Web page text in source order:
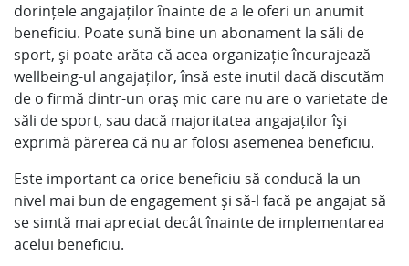
dorințele angajaților înainte de a le oferi un anumit
beneficiu. Poate sună bine un abonament la săli de
sport, și poate arăta că acea organizație încurajează
wellbeing-ul angajaților, însă este inutil dacă discutăm
de o firmă dintr-un oraș mic care nu are o varietate de
săli de sport, sau dacă majoritatea angajaților își
exprimă părerea că nu ar folosi asemenea beneficiu.
Este important ca orice beneficiu să conducă la un
nivel mai bun de engagement și să-l facă pe angajat să
se simtă mai apreciat decât înainte de implementarea
acelui beneficiu.